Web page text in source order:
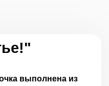
выполнена из